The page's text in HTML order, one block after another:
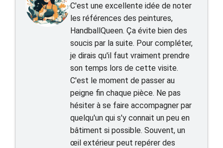
C'est une excellente idée de noter
les références des peintures,
HandballQueen. Ça évite bien des
soucis par la suite. Pour compléter,
je dirais qu'il faut vraiment prendre
son temps lors de cette visite.
C'est le moment de passer au
peigne fin chaque pièce. Ne pas
hésiter à se faire accompagner par
quelqu'un qui s'y connait un peu en
bâtiment si possible. Souvent, un
œil extérieur peut repérer des